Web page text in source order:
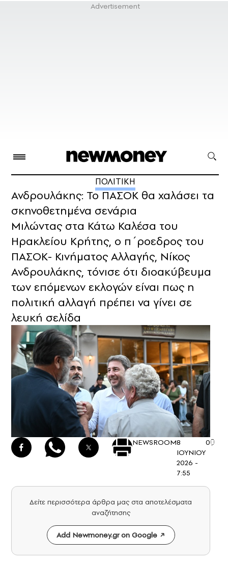
ΠΟΛΙΤΙΚΗ
Ανδρουλάκης: Το ΠΑΣΟΚ θα χαλάσει τα
σκηνοθετημένα σενάρια
Μιλώντας στα Κάτω Καλέσα του
Ηρακλείου Κρήτης, ο π΄ροεδρος του
ΠΑΣΟΚ- Κινήματος Αλλαγής, Νίκος
Ανδρουλάκης, τόνισε ότι διοακύβευμα
των επόμενων εκλογών είναι πως η
πολιτική αλλαγή πρέπει να γίνει σε
λευκή σελίδα
NEWSROOM8
ΙΟΥΝΙΟΥ
2026 -
7:55
0
Δείτε περισσότερα άρθρα μας στα αποτελέσματα
αναζήτησης
Add Newmoney.gr on Google